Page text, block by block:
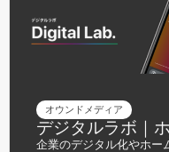
オウンドメディア
デジタルラボ｜
企業のデジタル化やホー